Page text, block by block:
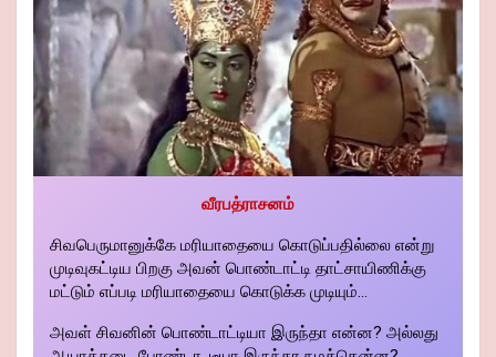
வீரபத்ராசனம்
சிவபெருமானுக்கே மரியாதையை கொடுப்பதில்லை என்று
முடிவுகட்டிய பிறகு அவன் பொண்டாட்டி தாட்சாயிணிக்கு
மட்டும் எப்படி மரியாதையை கொடுக்க முடியும்...
அவள் சிவனின் பொண்டாட்டியா இருந்தா என்ன? அல்லது